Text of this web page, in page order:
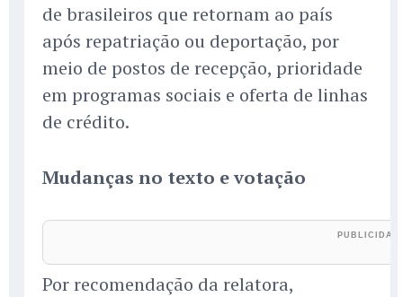
de brasileiros que retornam ao país
após repatriação ou deportação, por
meio de postos de recepção, prioridade
em programas sociais e oferta de linhas
de crédito.
Mudanças no texto e votação
Por recomendação da relatora,